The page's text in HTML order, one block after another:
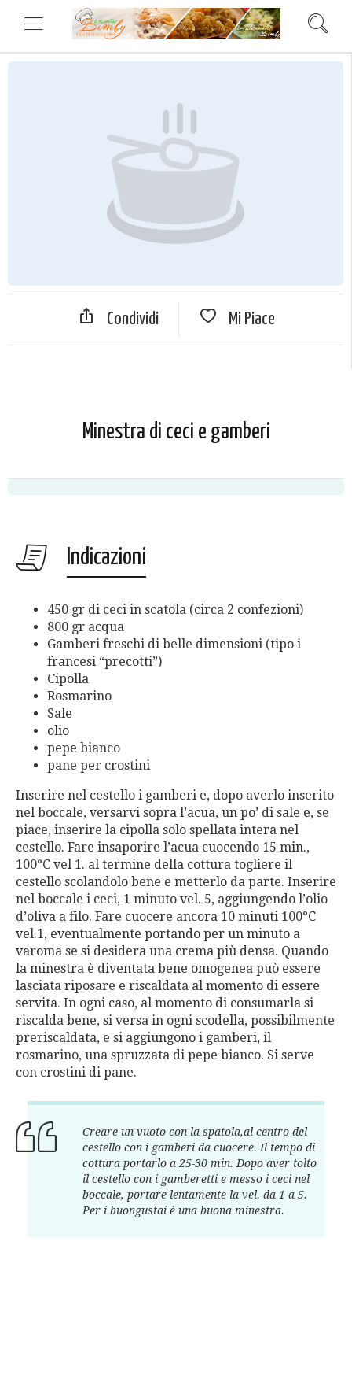
Condividi Mi Piace
Minestra di ceci e gamberi
Indicazioni
450 gr di ceci in scatola (circa 2 confezioni)
800 gr acqua
Gamberi freschi di belle dimensioni (tipo i
francesi “precotti”)
Cipolla
Rosmarino
Sale
olio
pepe bianco
pane per crostini
Inserire nel cestello i gamberi e, dopo averlo inserito
nel boccale, versarvi sopra l’acua, un po’ di sale e, se
piace, inserire la cipolla solo spellata intera nel
cestello. Fare insaporire l’acua cuocendo 15 min.,
100°C vel 1. al termine della cottura togliere il
cestello scolandolo bene e metterlo da parte. Inserire
nel boccale i ceci, 1 minuto vel. 5, aggiungendo l’olio
d’oliva a filo. Fare cuocere ancora 10 minuti 100°C
vel.1, eventualmente portando per un minuto a
varoma se si desidera una crema più densa. Quando
la minestra è diventata bene omogenea può essere
lasciata riposare e riscaldata al momento di essere
servita. In ogni caso, al momento di consumarla si
riscalda bene, si versa in ogni scodella, possibilmente
preriscaldata, e si aggiungono i gamberi, il
rosmarino, una spruzzata di pepe bianco. Si serve
con crostini di pane.
Creare un vuoto con la spatola,al centro del
cestello con i gamberi da cuocere. Il tempo di
cottura portarlo a 25-30 min. Dopo aver tolto
il cestello con i gamberetti e messo i ceci nel
boccale, portare lentamente la vel. da 1 a 5.
Per i buongustai è una buona minestra.